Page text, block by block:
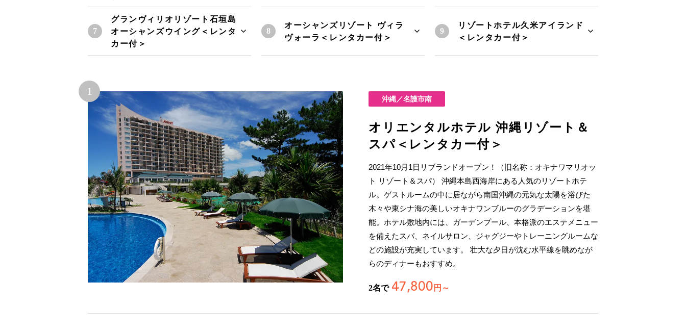
グランヴィリオリゾート石垣島
オーシャンズウイング＜レンタ
カー付＞
オーシャンズリゾート ヴィラ
ヴォーラ＜レンタカー付＞
リゾートホテル久米アイランド
＜レンタカー付＞
沖縄／名護市南
オリエンタルホテル 沖縄リゾート＆
スパ＜レンタカー付＞
2021年10月1日リブランドオープン！（旧名称：オキナワマリオッ
ト リゾート＆スパ） 沖縄本島西海岸にある人気のリゾートホテ
ル。ゲストルームの中に居ながら南国沖縄の元気な太陽を浴びた
木々や東シナ海の美しいオキナワンブルーのグラデーションを堪
能。ホテル敷地内には、ガーデンプール、本格派のエステメニュー
を備えたスパ、ネイルサロン、ジャグジーやトレーニングルームな
どの施設が充実しています。 壮大な夕日が沈む水平線を眺めなが
らのディナーもおすすめ。
2名で 47,800 円～